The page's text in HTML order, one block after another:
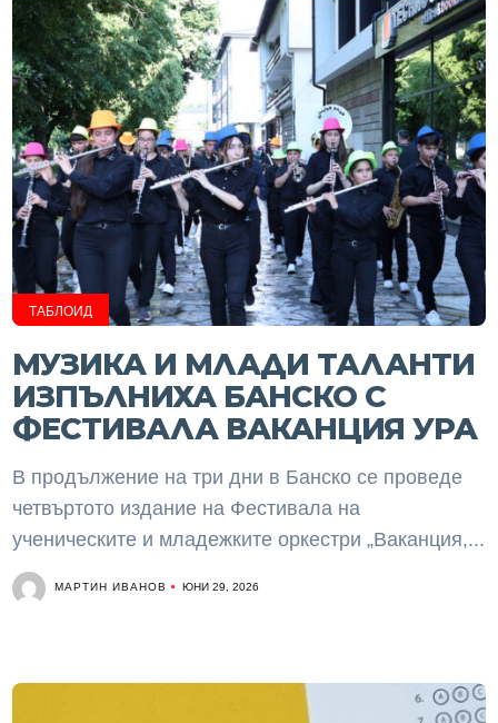
ТАБЛОИД
МУЗИКА И МЛАДИ ТАЛАНТИ
ИЗПЪЛНИХА БАНСКО С
ФЕСТИВАЛА ВАКАНЦИЯ УРА
В продължение на три дни в Банско се проведе
четвъртото издание на Фестивала на
ученическите и младежките оркестри „Ваканция,...
МАРТИН ИВАНОВ ЮНИ 29, 2026